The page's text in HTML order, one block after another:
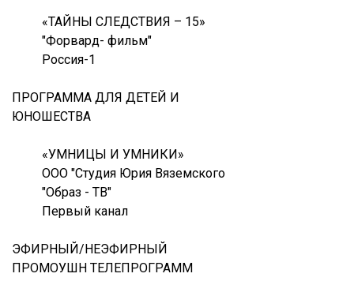
«ТАЙНЫ СЛЕДСТВИЯ – 15»
"Форвард- фильм"
Россия-1
ПРОГРАММА ДЛЯ ДЕТЕЙ И
ЮНОШЕСТВА
«УМНИЦЫ И УМНИКИ»
ООО "Студия Юрия Вяземского
"Образ - ТВ"
Первый канал
ЭФИРНЫЙ/НЕЭФИРНЫЙ
ПРОМОУШН ТЕЛЕПРОГРАММ